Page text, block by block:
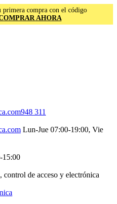
primera compra con el código
AHORA
948 311
Lun-Jue 07:00-19:00, Vie
15:00
de acceso y electrónica